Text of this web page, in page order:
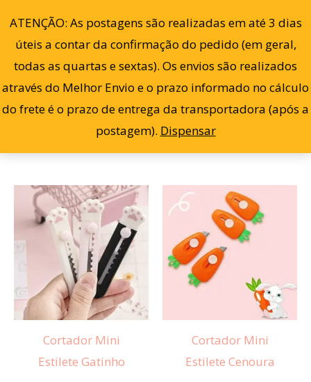
ATENÇÃO: As postagens são realizadas em até 3 dias
úteis a contar da confirmação do pedido (em geral,
todas as quartas e sextas). Os envios são realizados
através do Melhor Envio e o prazo informado no cálculo
do frete é o prazo de entrega da transportadora (após a
postagem). Dispensar
para
conteúdo
0
Filter Mostrando todos os 4 resultados
Cortador Mini
Estilete Gatinho
Este
produto
tem
variantes.
As
opções
Cortador Mini
Estilete Cenoura